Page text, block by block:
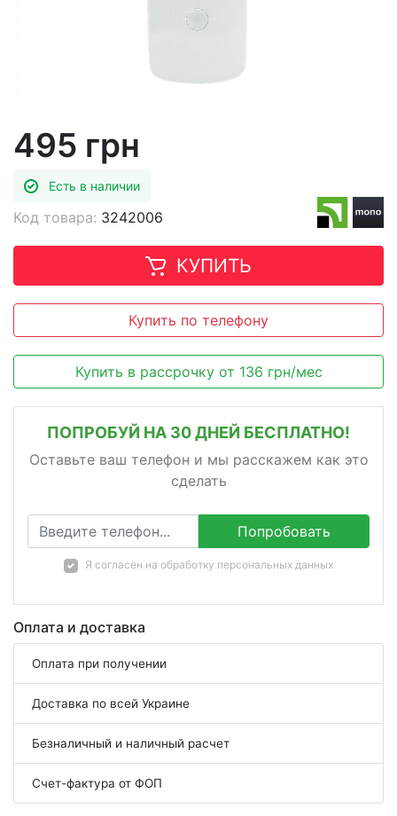
495 грн
Есть в наличии
Код товара: 3242006
КУПИТЬ
Купить по телефону
Купить в рассрочку от 136 грн/мес
ПОПРОБУЙ НА 30 ДНЕЙ БЕСПЛАТНО!
Оставьте ваш телефон и мы расскажем как это
сделать
Попробовать
Я согласен на обработку персональных данных
Оплата и доставка
Оплата при получении
Доставка по всей Украине
Безналичный и наличный расчет
Счет-фактура от ФОП